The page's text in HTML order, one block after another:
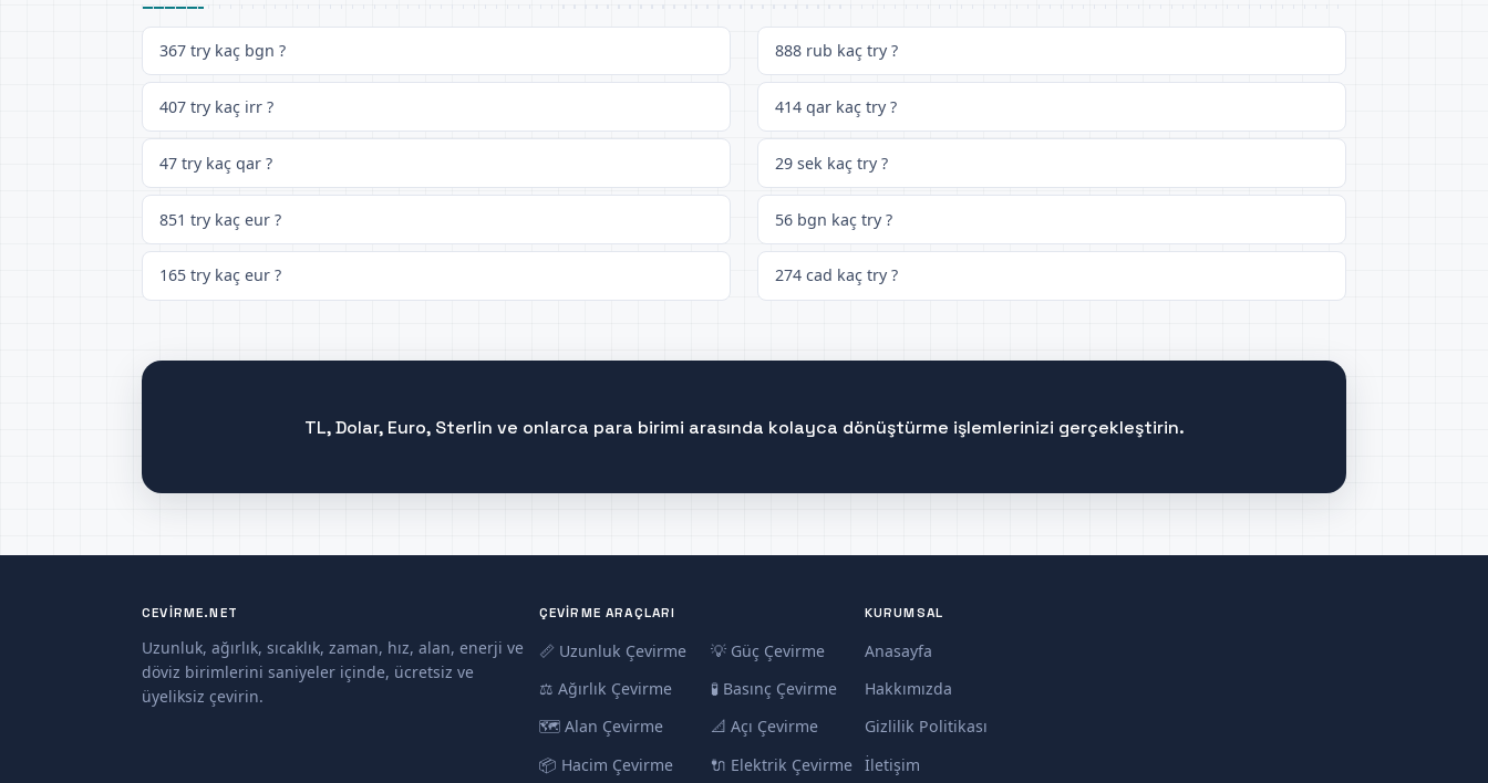
367 try kaç bgn ?
407 try kaç irr ?
47 try kaç qar ?
851 try kaç eur ?
165 try kaç eur ?
888 rub kaç try ?
414 qar kaç try ?
29 sek kaç try ?
56 bgn kaç try ?
274 cad kaç try ?
TL, Dolar, Euro, Sterlin ve onlarca para birimi arasında kolayca dönüştürme işlemlerinizi gerçekleştirin.
CEVIRME.NET
Uzunluk, ağırlık, sıcaklık, zaman, hız, alan, enerji ve
döviz birimlerini saniyeler içinde, ücretsiz ve
üyeliksiz çevirin.
ÇEVIRME ARAÇLARI
📏 Uzunluk Çevirme
⚖️ Ağırlık Çevirme
🗺️ Alan Çevirme
📦 Hacim Çevirme
💡 Güç Çevirme
🧪 Basınç Çevirme
📐 Açı Çevirme
🔌 Elektrik Çevirme
KURUMSAL
Anasayfa
Hakkımızda
Gizlilik Politikası
İletişim